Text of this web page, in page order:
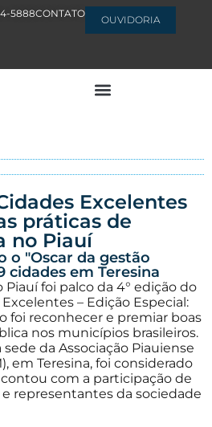
5888CONTATO
OUVIDORIA
Excelentes
práticas de
no Piauí
o "Oscar da gestão
cidades em Teresina
Piauí foi palco da 4° edição do
– Edição Especial:
foi reconhecer e premiar boas
nos municípios brasileiros.
da Associação Piauiense
em Teresina, foi considerado
com a participação de
representantes da sociedade